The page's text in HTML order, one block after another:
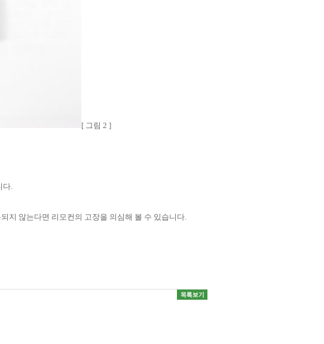
[ 그림 2 ]
다.
지 않는다면 리모컨의 고장을 의심해 볼 수 있습니다.